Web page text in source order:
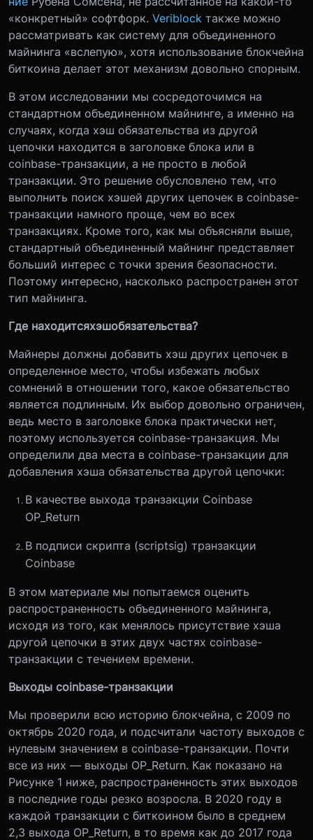
«конкретный» софтфорк. Veriblock также можно
рассматривать как систему для объединенного
майнинга «вслепую», хотя использование блокчейна
биткоина делает этот механизм довольно спорным.
В этом исследовании мы сосредоточимся на
стандартном объединенном майнинге, а именно на
случаях, когда хэш обязательства из другой
цепочки находится в заголовке блока или в
сoinbase-транзакции, а не просто в любой
транзакции. Это решение обусловлено тем, что
выполнить поиск хэшей других цепочек в сoinbase-
транзакции намного проще, чем во всех
транзакциях. Кроме того, как мы объясняли выше,
стандартный объединенный майнинг представляет
больший интерес с точки зрения безопасности.
Поэтому интересно, насколько распространен этот
тип майнинга.
Где находитсяхэшобязательства?
Майнеры должны добавить хэш других цепочек в
определенное место, чтобы избежать любых
сомнений в отношении того, какое обязательство
является подлинным. Их выбор довольно ограничен,
ведь место в заголовке блока практически нет,
поэтому используется сoinbase-транзакция. Мы
определили два места в сoinbase-транзакции для
добавления хэша обязательства другой цепочки:
В качестве выхода транзакции Coinbase
OP_Return
В подписи скрипта (scriptsig) транзакции
Coinbase
В этом материале мы попытаемся оценить
распространенность объединенного майнинга,
исходя из того, как менялось присутствие хэша
другой цепочки в этих двух частях coinbase-
транзакции с течением времени.
Выходы сoinbase-транзакции
Мы проверили всю историю блокчейна, с 2009 по
октябрь 2020 года, и подсчитали частоту выходов с
нулевым значением в сoinbase-транзакции. Почти
все из них — выходы OP_Return. Как показано на
Рисунке 1 ниже, распространенность этих выходов
в последние годы резко возросла. В 2020 году в
каждой транзакции с биткоином было в среднем
2,3 выхода OP_Return, в то время как до 2017 года